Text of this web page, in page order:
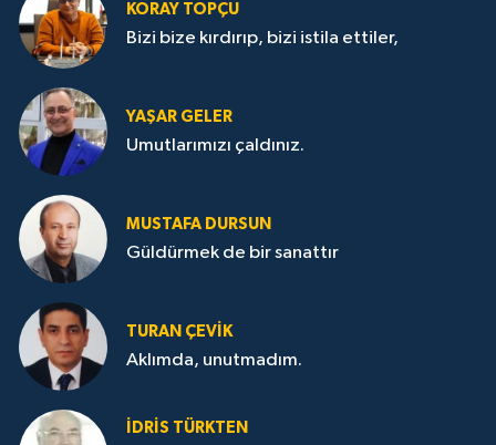
KORAY TOPÇU
Bizi bize kırdırıp, bizi istila ettiler,
YAŞAR GELER
Umutlarımızı çaldınız.
MUSTAFA DURSUN
Güldürmek de bir sanattır
TURAN ÇEVİK
Aklımda, unutmadım.
İDRİS TÜRKTEN